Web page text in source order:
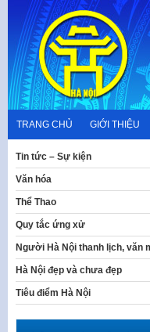
content
TRANG CHỦ GIỚI THIỆU
Tin tức – Sự kiện
Văn hóa
Thể Thao
Quy tắc ứng xử
Người Hà Nội thanh lịch, văn
Hà Nội đẹp và chưa đẹp
Tiêu điểm Hà Nội